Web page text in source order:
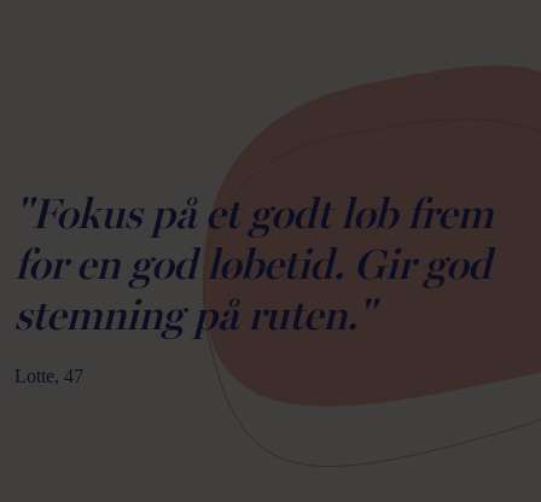
"Fokus på et godt løb frem
for en god løbetid. Gir god
stemning på ruten."
Lotte, 47